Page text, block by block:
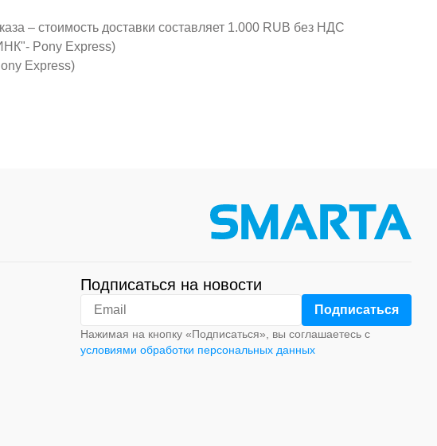
– стоимость доставки составляет 1.000 RUB без НДС
Pony Express)
Express)
Подписаться на новости
Нажимая на кнопку «Подписаться», вы соглашаетесь с
условиями обработки персональных данных